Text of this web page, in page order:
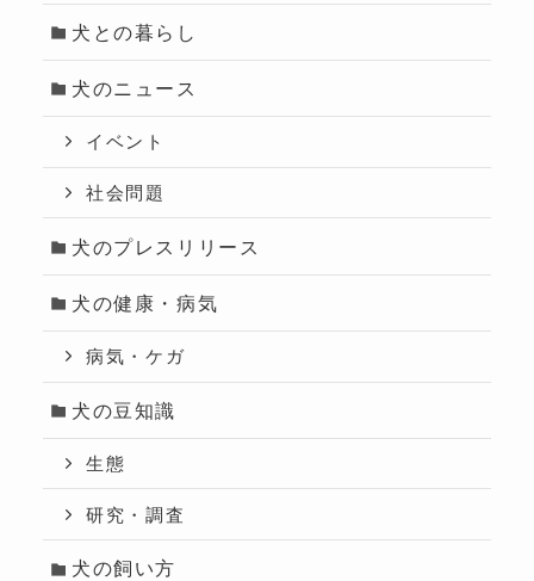
犬との暮らし
犬のニュース
イベント
社会問題
犬のプレスリリース
犬の健康・病気
病気・ケガ
犬の豆知識
生態
研究・調査
犬の飼い方